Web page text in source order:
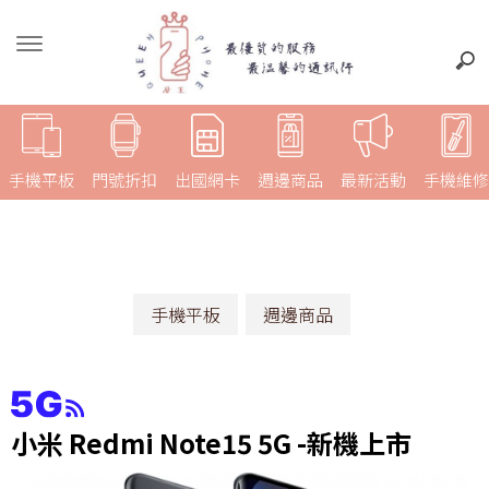
手機平板 門號折扣 週邊商品 最新活動 手機維修
出國網卡
手機平板 週邊商品
小米 Redmi Note15 5G -新機上市